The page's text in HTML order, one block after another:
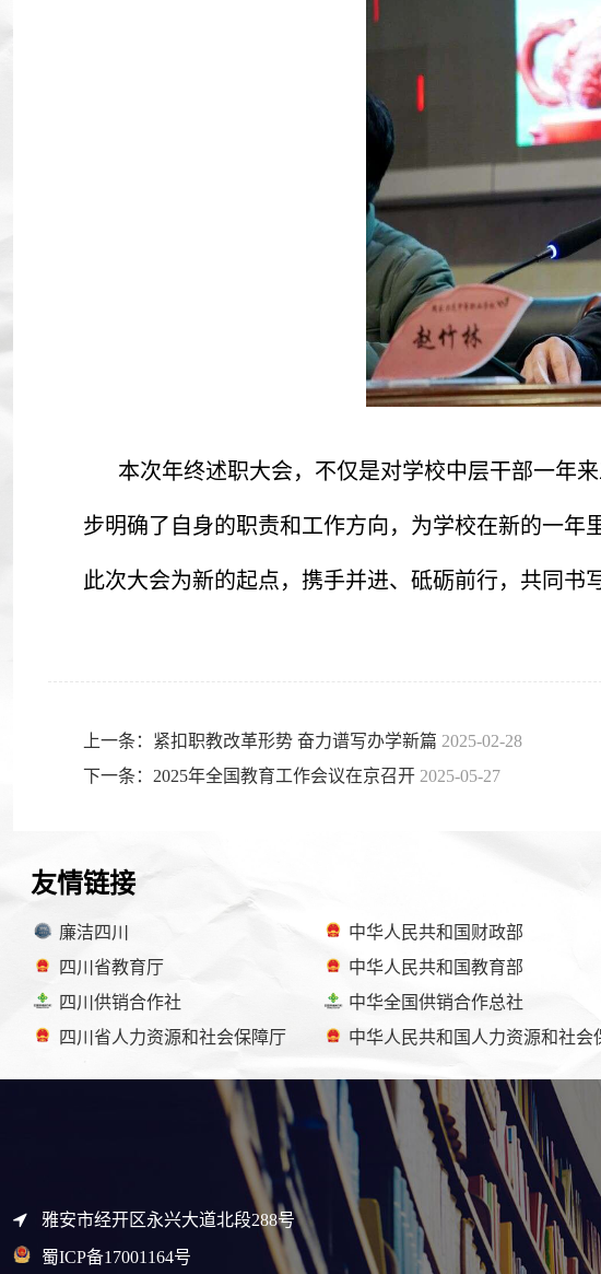
本次年终述职大会，不仅是对学校中层干部一年
步明确了自身的职责和工作方向，为学校在新的一年
此次大会为新的起点，携手并进、砥砺前行，共同书
上一条：紧扣职教改革形势 奋力谱写办学新篇 2025-02-28
下一条：2025年全国教育工作会议在京召开 2025-05-27
友情链接
廉洁四川
四川省教育厅
四川供销合作社
四川省人力资源和社会保障厅
中华人民共和国财政部
中华人民共和国教育部
中华全国供销合作总社
中华人民共和国人力资源和社会
雅安市经开区永兴大道北段288号
蜀ICP备17001164号